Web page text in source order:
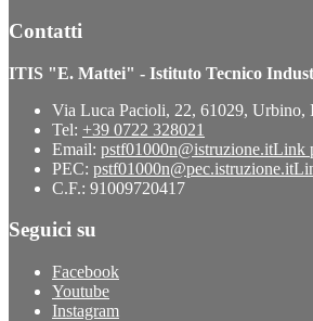
Contatti
ITIS "E. Mattei" - Istituto Tecnico
Via Luca Pacioli, 22, 61029, Urbino,
Tel: +39 0722 328021
Email: pstf01000n@istruzione.itLink
PEC: pstf01000n@pec.istruzione.it
C.F.: 91009720417
Seguici su
Facebook
Youtube
Instagram